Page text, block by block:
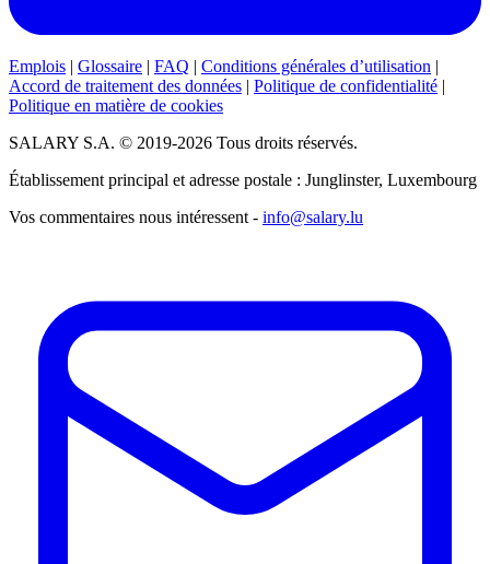
Emplois | Glossaire | FAQ | Conditions générales d’utilisation |
Accord de traitement des données | Politique de confidentialité |
Politique en matière de cookies
SALARY S.A. © 2019-2026 Tous droits réservés.
Établissement principal et adresse postale : Junglinster, Luxembourg
Vos commentaires nous intéressent - info@salary.lu